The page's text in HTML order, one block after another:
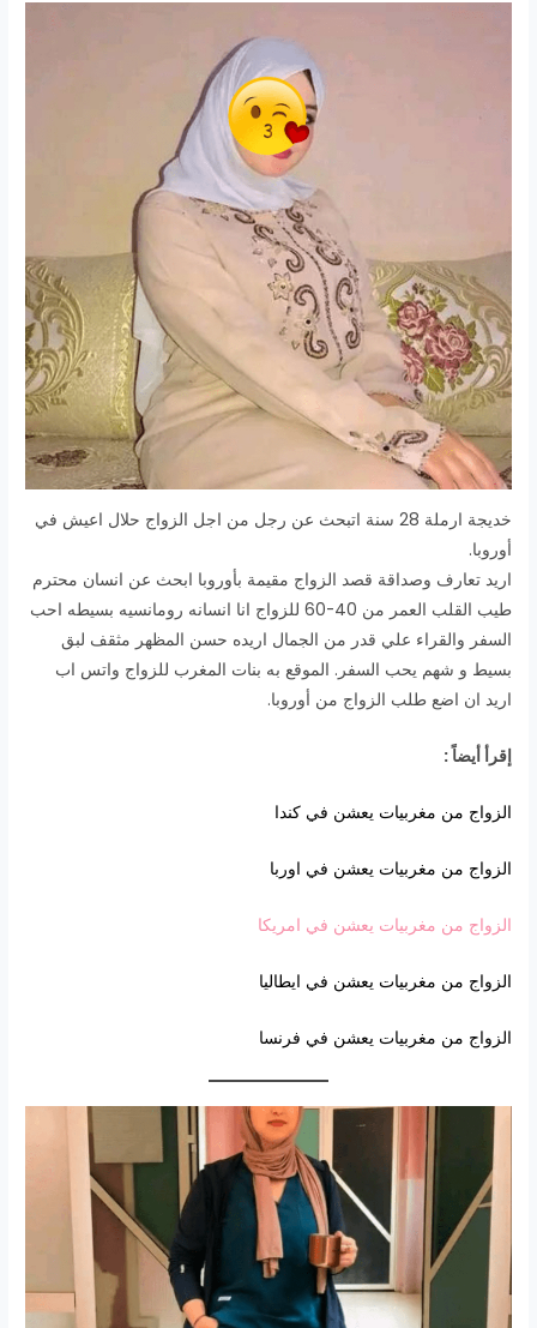
خديجة ارملة 28 سنة اتبحث عن رجل من اجل الزواج حلال اعيش في
أوروبا.
اريد تعارف وصداقة قصد الزواج مقيمة بأوروبا ابحث عن انسان محترم
طيب القلب العمر من 40-60 للزواج انا انسانه رومانسيه بسيطه احب
السفر والقراء علي قدر من الجمال اريده حسن المظهر مثقف لبق
بسيط و شهم يحب السفر. الموقع به بنات المغرب للزواج واتس اب
اريد ان اضع طلب الزواج من أوروبا.
إقرأ أيضاً :
الزواج من مغربيات يعشن في كندا
الزواج من مغربيات يعشن في اوربا
الزواج من مغربيات يعشن في امريكا
الزواج من مغربيات يعشن في ايطاليا
الزواج من مغربيات يعشن في فرنسا